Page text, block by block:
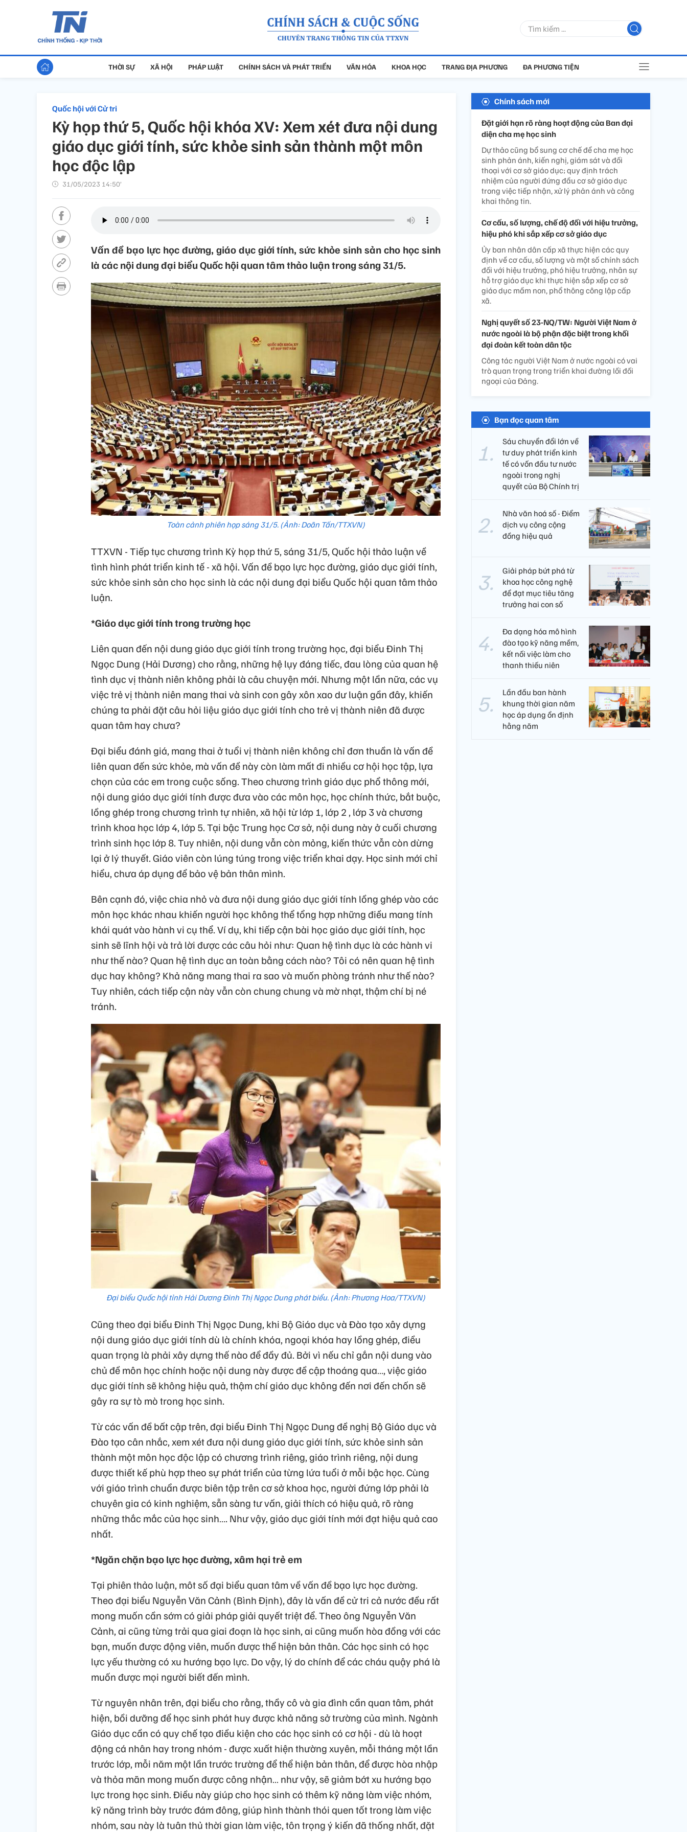
THỜI SỰ XÃ HỘI PHÁP LUẬT CHÍNH SÁCH VÀ PHÁT TRIỂN VĂN HÓA KHOA HỌC TRANG ĐỊA PHƯƠNG ĐA PHƯƠNG TIỆN
Quốc hội với Cử tri
Kỳ họp thứ 5, Quốc hội khóa XV: Xem xét đưa nội dung
giáo dục giới tính, sức khỏe sinh sản thành một môn
học độc lập
31/05/2023 14:50’
Vấn đề bạo lực học đường, giáo dục giới tính, sức khỏe sinh sản cho học sinh
là các nội dung đại biểu Quốc hội quan tâm thảo luận trong sáng 31/5.
Toàn cảnh phiên họp sáng 31/5. (Ảnh: Doãn Tấn/TTXVN)
TTXVN - Tiếp tục chương trình Kỳ họp thứ 5, sáng 31/5, Quốc hội thảo luận về
tình hình phát triển kinh tế - xã hội. Vấn đề bạo lực học đường, giáo dục giới tính,
sức khỏe sinh sản cho học sinh là các nội dung đại biểu Quốc hội quan tâm thảo
luận.
*Giáo dục giới tính trong trường học
Liên quan đến nội dung giáo dục giới tính trong trường học, đại biểu Đinh Thị
Ngọc Dung (Hải Dương) cho rằng, những hệ lụy đáng tiếc, đau lòng của quan hệ
tình dục vị thành niên không phải là câu chuyện mới. Nhưng một lần nữa, các vụ
việc trẻ vị thành niên mang thai và sinh con gây xôn xao dư luận gần đây, khiến
chúng ta phải đặt câu hỏi liệu giáo dục giới tính cho trẻ vị thành niên đã được
quan tâm hay chưa?
Đại biểu đánh giá, mang thai ở tuổi vị thành niên không chỉ đơn thuần là vấn đề
liên quan đến sức khỏe, mà vấn đề này còn làm mất đi nhiều cơ hội học tập, lựa
chọn của các em trong cuộc sống. Theo chương trình giáo dục phổ thông mới,
nội dung giáo dục giới tính được đưa vào các môn học, học chính thức, bắt buộc,
lồng ghép trong chương trình tự nhiên, xã hội từ lớp 1, lớp 2 , lớp 3 và chương
trình khoa học lớp 4, lớp 5. Tại bậc Trung học Cơ sở, nội dung này ở cuối chương
trình sinh học lớp 8. Tuy nhiên, nội dung vẫn còn mỏng, kiến thức vẫn còn dừng
lại ở lý thuyết. Giáo viên còn lúng túng trong việc triển khai dạy. Học sinh mới chỉ
hiểu, chưa áp dụng để bảo vệ bản thân mình.
Bên cạnh đó, việc chia nhỏ và đưa nội dung giáo dục giới tính lồng ghép vào các
môn học khác nhau khiến người học không thể tổng hợp những điều mang tính
khái quát vào hành vi cụ thể. Ví dụ, khi tiếp cận bài học giáo dục giới tính, học
sinh sẽ lĩnh hội và trả lời được các câu hỏi như: Quan hệ tình dục là các hành vi
như thế nào? Quan hệ tình dục an toàn bằng cách nào? Tôi có nên quan hệ tình
dục hay không? Khả năng mang thai ra sao và muốn phòng tránh như thế nào?
Tuy nhiên, cách tiếp cận này vẫn còn chung chung và mờ nhạt, thậm chí bị né
tránh.
Đại biểu Quốc hội tỉnh Hải Dương Đinh Thị Ngọc Dung phát biểu. (Ảnh: Phương Hoa/TTXVN)
Cũng theo đại biểu Đinh Thị Ngọc Dung, khi Bộ Giáo dục và Đào tạo xây dựng
nội dung giáo dục giới tính dù là chính khóa, ngoại khóa hay lồng ghép, điều
quan trọng là phải xây dựng thế nào để đầy đủ. Bởi vì nếu chỉ gắn nội dung vào
chủ đề môn học chính hoặc nội dung này được đề cập thoáng qua…, việc giáo
dục giới tính sẽ không hiệu quả, thậm chí giáo dục không đến nơi đến chốn sẽ
gây ra sự tò mò trong học sinh.
Từ các vấn đề bất cập trên, đại biểu Đinh Thị Ngọc Dung đề nghị Bộ Giáo dục và
Đào tạo cân nhắc, xem xét đưa nội dung giáo dục giới tính, sức khỏe sinh sản
thành một môn học độc lập có chương trình riêng, giáo trình riêng, nội dung
được thiết kế phù hợp theo sự phát triển của từng lứa tuổi ở mỗi bậc học. Cùng
với giáo trình chuẩn được biên tập trên cơ sở khoa học, người đứng lớp phải là
chuyên gia có kinh nghiệm, sẵn sàng tư vấn, giải thích có hiệu quả, rõ ràng
những thắc mắc của học sinh…. Như vậy, giáo dục giới tính mới đạt hiệu quả cao
nhất.
*Ngăn chặn bạo lực học đường, xâm hại trẻ em
Tại phiên thảo luận, môt số đại biểu quan tâm về vấn đề bạo lực học đường.
Theo đại biểu Nguyễn Văn Cảnh (Bình Định), đây là vấn đề cử tri cả nước đều rất
mong muốn cần sớm có giải pháp giải quyết triệt để. Theo ông Nguyễn Văn
Cảnh, ai cũng từng trải qua giai đoạn là học sinh, ai cũng muốn hòa đồng với các
bạn, muốn được động viên, muốn được thể hiện bản thân. Các học sinh có học
lực yếu thường có xu hướng bạo lực. Do vậy, lý do chính để các cháu quậy phá là
muốn được mọi người biết đến mình.
Từ nguyên nhân trên, đại biểu cho rằng, thầy cô và gia đình cần quan tâm, phát
hiện, bồi dưỡng để học sinh phát huy được khả năng sở trường của mình. Ngành
Giáo dục cần có quy chế tạo điều kiện cho các học sinh có cơ hội - dù là hoạt
động cá nhân hay trong nhóm - được xuất hiện thường xuyên, mỗi tháng một lần
trước lớp, mỗi năm một lần trước trường để thể hiện bản thân, để được hòa nhập
và thỏa mãn mong muốn được công nhận… như vậy, sẽ giảm bớt xu hướng bạo
lực trong học sinh. Điều này giúp cho học sinh có thêm kỹ năng làm việc nhóm,
kỹ năng trình bày trước đám đông, giúp hình thành thói quen tốt trong làm việc
nhóm, sau này là tuân thủ thời gian làm việc, tôn trọng ý kiến đã thống nhất, đặt
Chính sách mới
Đặt giới hạn rõ ràng hoạt động của Ban đại
diện cha mẹ học sinh
Dự thảo cũng bổ sung cơ chế để cha mẹ học
sinh phản ánh, kiến nghị, giám sát và đối
thoại với cơ sở giáo dục; quy định trách
nhiệm của người đứng đầu cơ sở giáo dục
trong việc tiếp nhận, xử lý phản ánh và công
khai thông tin.
Cơ cấu, số lượng, chế độ đối với hiệu trưởng,
hiệu phó khi sắp xếp cơ sở giáo dục
Ủy ban nhân dân cấp xã thực hiện các quy
định về cơ cấu, số lượng và một số chính sách
đối với hiệu trưởng, phó hiệu trưởng, nhân sự
hỗ trợ giáo dục khi thực hiện sắp xếp cơ sở
giáo dục mầm non, phổ thông công lập cấp
xã.
Nghị quyết số 23-NQ/TW: Người Việt Nam ở
nước ngoài là bộ phận đặc biệt trong khối
đại đoàn kết toàn dân tộc
Công tác người Việt Nam ở nước ngoài có vai
trò quan trọng trong triển khai đường lối đối
ngoại của Đảng.
Bạn đọc quan tâm
Sáu chuyển đổi lớn về
tư duy phát triển kinh
tế có vốn đầu tư nước
ngoài trong nghị
quyết của Bộ Chính trị
Nhà văn hoá số - Điểm
dịch vụ công cộng
đồng hiệu quả
Giải pháp bứt phá từ
khoa học công nghệ
để đạt mục tiêu tăng
trưởng hai con số
Đa dạng hóa mô hình
đào tạo kỹ năng mềm,
kết nối việc làm cho
thanh thiếu niên
Lần đầu ban hành
khung thời gian năm
học áp dụng ổn định
hằng năm